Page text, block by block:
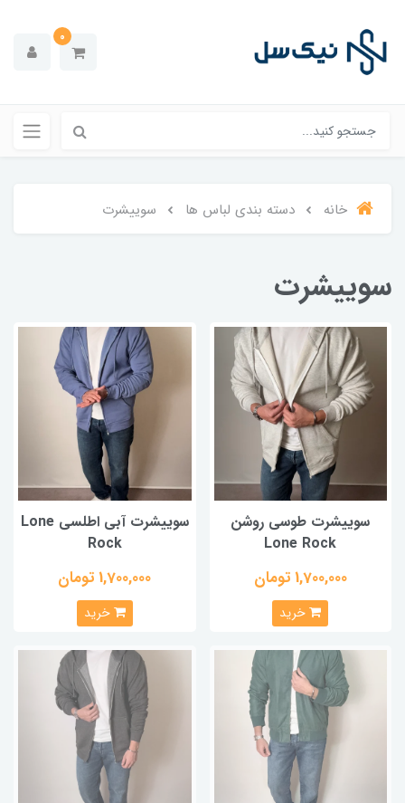
0
خانه دسته بندی لباس ها سوییشرت
سوییشرت
سوییشرت طوسی روشن
Lone Rock
1,700,000 تومان
خرید
سوییشرت آبی اطلسی Lone
Rock
1,700,000 تومان
خرید